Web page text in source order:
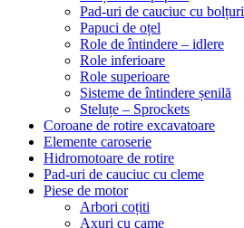
Pad-uri de cauciuc cu bolțuri
Papuci de oțel
Role de întindere – idlere
Role inferioare
Role superioare
Sisteme de întindere șenilă
Steluțe – Sprockets
Coroane de rotire excavatoare
Elemente caroserie
Hidromotoare de rotire
Pad-uri de cauciuc cu cleme
Piese de motor
Arbori coțiti
Axuri cu came